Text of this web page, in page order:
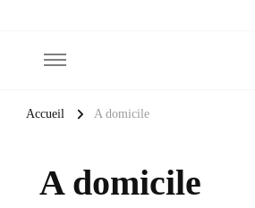
Accueil A domicile
A domicile